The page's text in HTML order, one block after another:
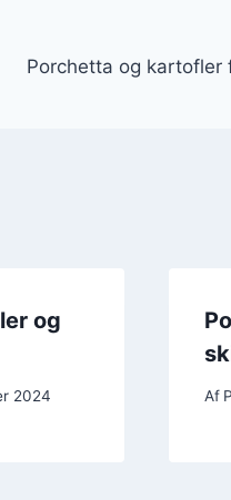
Porchetta og kartofler
og
2024 Af